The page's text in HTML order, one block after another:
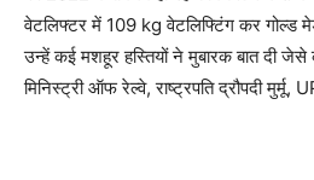
वेटलिफ्टर में 109 kg वेटलिफ्टिंग कर गोल्ड
उन्हें कई मशहूर हस्तियों ने मुबारक बात दी जेसे
मिनिस्ट्री ऑफ रेल्वे, राष्ट्रपति द्रौपदी मुर्मू,